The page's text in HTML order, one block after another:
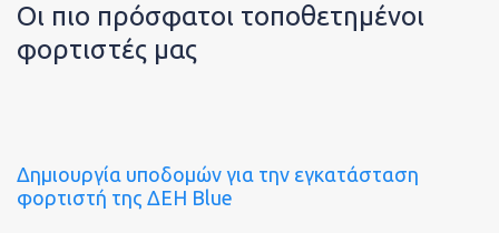
Οι πιο πρόσφατοι τοποθετημένοι
φορτιστές μας
Δημιουργία υποδομών για την εγκατάσταση
φορτιστή της ΔΕΗ Blue